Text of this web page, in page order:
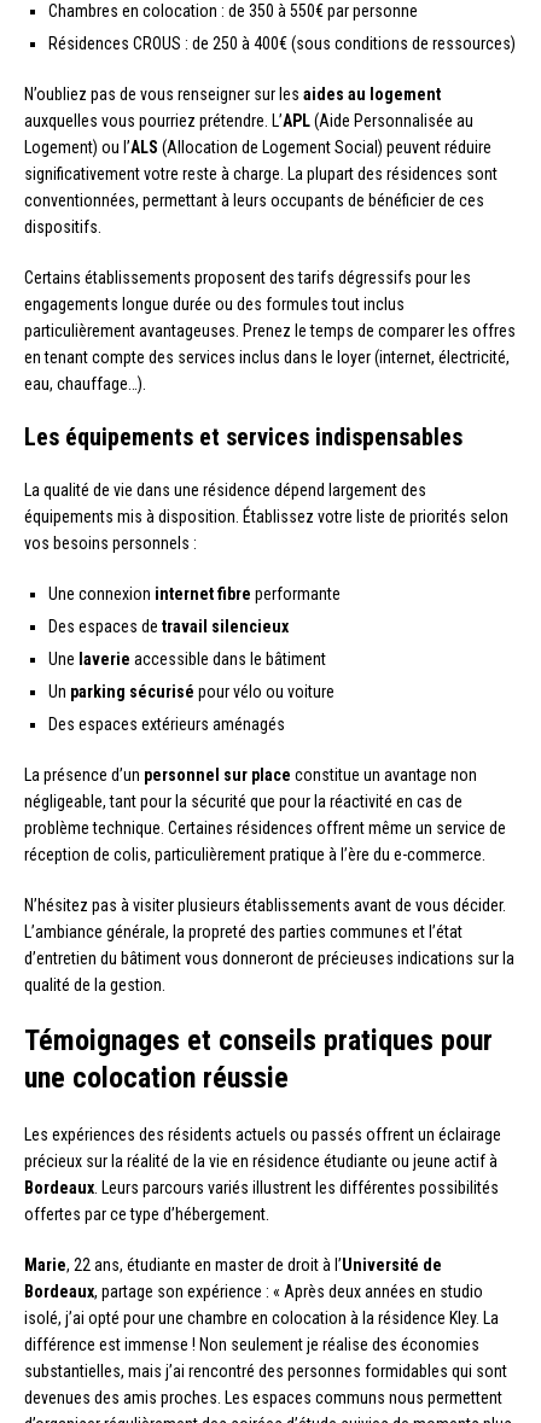
Chambres en colocation : de 350 à 550€ par personne
Résidences CROUS : de 250 à 400€ (sous conditions de ressources)
N’oubliez pas de vous renseigner sur les aides au logement
auxquelles vous pourriez prétendre. L’APL(Aide Personnalisée au
Logement) ou l’ALS (Allocation de Logement Social) peuvent réduire
significativement votre reste à charge. La plupart des résidences sont
conventionnées, permettant à leurs occupants de bénéficier de ces
dispositifs.
Certains établissements proposent des tarifs dégressifs pour les
engagements longue durée ou des formules tout inclus
particulièrement avantageuses. Prenez le temps de comparer les offres
en tenant compte des services inclus dans le loyer (internet, électricité,
eau, chauffage…).
Les équipements et services indispensables
La qualité de vie dans une résidence dépend largement des
équipements mis à disposition. Établissez votre liste de priorités selon
vos besoins personnels :
Une connexion internet fibre performante
Des espaces de travail silencieux
Une laverie accessible dans le bâtiment
Un parking sécurisé pour vélo ou voiture
Des espaces extérieurs aménagés
La présence d’un personnel sur place constitue un avantage non
négligeable, tant pour la sécurité que pour la réactivité en cas de
problème technique. Certaines résidences offrent même un service de
réception de colis, particulièrement pratique à l’ère du e-commerce.
N’hésitez pas à visiter plusieurs établissements avant de vous décider.
L’ambiance générale, la propreté des parties communes et l’état
d’entretien du bâtiment vous donneront de précieuses indications sur la
qualité de la gestion.
Témoignages et conseils pratiques pour
une colocation réussie
Les expériences des résidents actuels ou passés offrent un éclairage
précieux sur la réalité de la vie en résidence étudiante ou jeune actif à
Bordeaux. Leurs parcours variés illustrent les différentes possibilités
offertes par ce type d’hébergement.
Marie, 22 ans, étudiante en master de droit à l’Université de
Bordeaux, partage son expérience : « Après deux années en studio
isolé, j’ai opté pour une chambre en colocation à la résidence Kley. La
différence est immense ! Non seulement je réalise des économies
substantielles, mais j’ai rencontré des personnes formidables qui sont
devenues des amis proches. Les espaces communs nous permettent